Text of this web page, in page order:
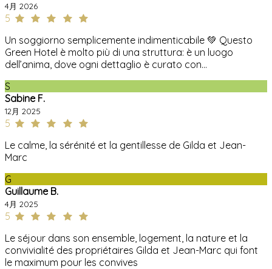
4月 2026
5
Un soggiorno semplicemente indimenticabile 💚 Questo
Green Hotel è molto più di una struttura: è un luogo
dell’anima, dove ogni dettaglio è curato con...
S
Sabine F.
12月 2025
5
Le calme, la sérénité et la gentillesse de Gilda et Jean-
Marc
G
Guillaume B.
4月 2025
5
Le séjour dans son ensemble, logement, la nature et la
convivialité des propriétaires Gilda et Jean-Marc qui font
le maximum pour les convives